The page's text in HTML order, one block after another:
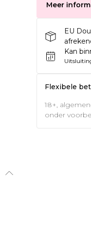
Meer
EU
Kan
Flexibele
18+,
onder